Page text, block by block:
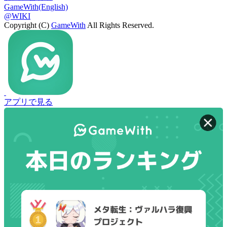
GameWith(English)
@WIKI
Copyright (C) GameWith All Rights Reserved.
アプリで見る